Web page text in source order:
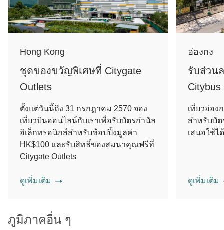
Hong Kong
ชุดของขวัญพิเศษที่ Citygate
Outlets
ตั้งแต่วันนี้ถึง 31 กรกฎาคม 2570 จอง
เที่ยวบินออนไลน์กับเราเพื่อรับบัตรกำนัล
อิเล็กทรอนิกส์สำหรับช้อปปิ้งมูลค่า
HK$100 และรับสิทธิ์ของสมนาคุณฟรีที่
Citygate Outlets
ดูเพิ่มเติม
ฮ่องกง
รับส่วน
Citybus
เที่ยวฮ่อง
สำหรับบัต
เสนอใช้ไ
ดูเพิ่มเติม
ภูมิภาคอื่น ๆ